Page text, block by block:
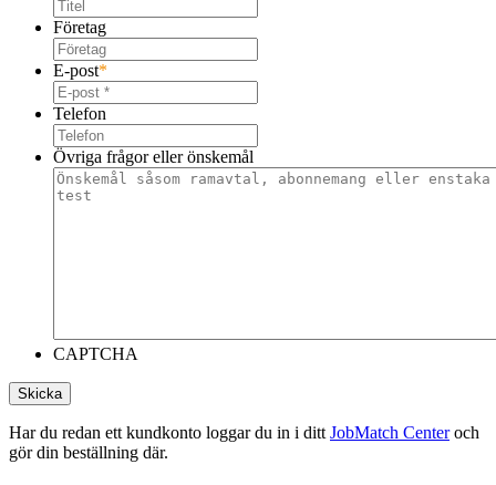
Företag
E-post*
Telefon
Övriga frågor eller önskemål
CAPTCHA
Har du redan ett kundkonto loggar du in i ditt JobMatch Centeroch
gör din beställning där.